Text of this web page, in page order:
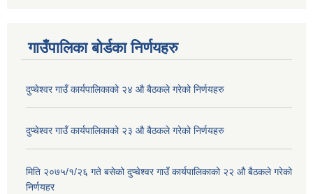
गाउँपालिका बोर्डका निर्णयहरु
दुप्चेश्वर गाउँ कार्यपालिकाको २४ औ बैठकले गरेको निर्णयहरु
दुप्चेश्वर गाउँ कार्यपालिकाको २३ औ बैठकले गरेको निर्णयहरु
मिति २०७५/१/२६ गते बसेको दुप्चेश्वर गाउँ कार्यपालिकाको २२ औ बैठकले गरेको
निर्णयहर